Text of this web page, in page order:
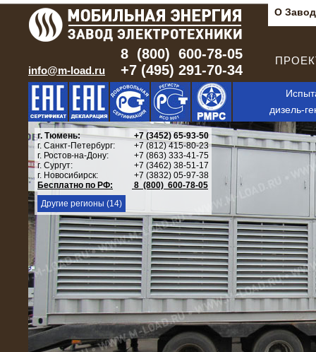
О
info@m-load.ru
8 (800) 600-78-05
+7 (495) 291-70-34
дизель-
г. Тюмень:
+7 (3452) 65-93-50
г. Санкт-Петербург:
+7 (812) 415-80-23
г. Ростов-на-Дону:
+7 (863) 333-41-75
г. Сургут:
+7 (3462) 38-51-17
г. Новосибирск:
+7 (3832) 05-97-38
Бесплатно по РФ:
8 (800) 600-78-05
Другие регионы (14)